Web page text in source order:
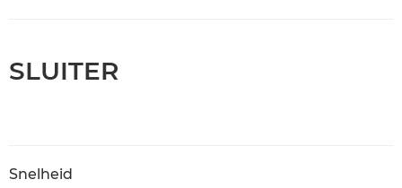
SLUITER
Snelheid